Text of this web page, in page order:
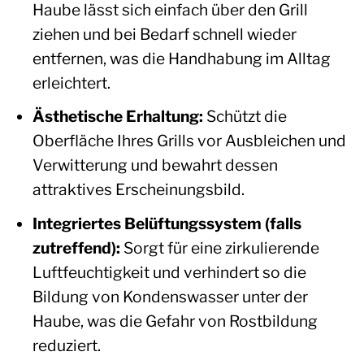
Haube lässt sich einfach über den Grill
ziehen und bei Bedarf schnell wieder
entfernen, was die Handhabung im Alltag
erleichtert.
Ästhetische Erhaltung: Schützt die
Oberfläche Ihres Grills vor Ausbleichen und
Verwitterung und bewahrt dessen
attraktives Erscheinungsbild.
Integriertes Belüftungssystem (falls
zutreffend): Sorgt für eine zirkulierende
Luftfeuchtigkeit und verhindert so die
Bildung von Kondenswasser unter der
Haube, was die Gefahr von Rostbildung
reduziert.